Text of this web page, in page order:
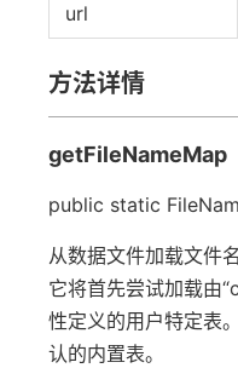
url
方法详情
getFileNameMap
public static
从数据文件加载文件
它将首先尝试加载由
性定义的用户特定表
认的内置表。